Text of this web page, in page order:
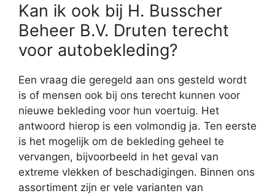
Kan ik ook bij H. Busscher
Beheer B.V. Druten terecht
voor autobekleding?
Een vraag die geregeld aan ons gesteld wordt
is of mensen ook bij ons terecht kunnen voor
nieuwe bekleding voor hun voertuig. Het
antwoord hierop is een volmondig ja. Ten eerste
is het mogelijk om de bekleding geheel te
vervangen, bijvoorbeeld in het geval van
extreme vlekken of beschadigingen. Binnen ons
assortiment zijn er vele varianten van